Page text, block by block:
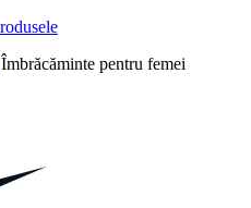
Îmbrăcăminte pentru femei